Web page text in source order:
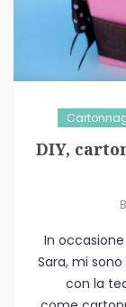
DIY,
In
Sara, mi
con la